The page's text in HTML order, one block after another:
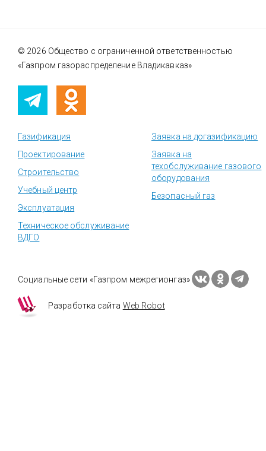
© 2026 Общество с ограниченной ответственностью
«Газпром газораспределение Владикавказ»
Газификация
Проектирование
Строительство
Учебный центр
Эксплуатация
Техническое обслуживание
ВДГО
Заявка на догазификацию
Заявка на
техобслуживание газового
оборудования
Безопасный газ
Социальные сети «Газпром межрегионгаз»
Разработка сайта Web Robot